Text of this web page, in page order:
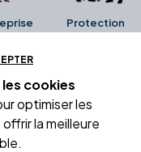
Protection
de la fiche Google
ni été collectés ni
les cookies
optimiser les
la meilleure